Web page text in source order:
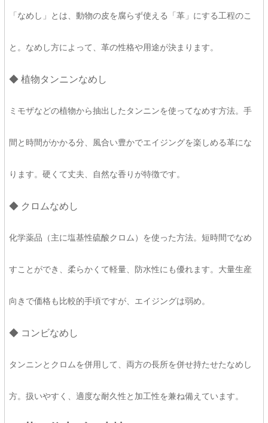
「なめし」とは、動物の皮を腐らず使える「革」にする工程のこ
と。なめし方によって、革の性格や用途が決まります。
◆ 植物タンニンなめし
ミモザなどの植物から抽出したタンニンを使ってなめす方法。手
間と時間がかかる分、風合い豊かでエイジングを楽しめる革にな
ります。硬くて丈夫、自然な香りが特徴です。
◆ クロムなめし
化学薬品（主に塩基性硫酸クロム）を使った方法。短時間でなめ
すことができ、柔らかくて軽量、防水性にも優れます。大量生産
向きで価格も比較的手頃ですが、エイジングは弱め。
◆ コンビなめし
タンニンとクロムを併用して、両方の長所を併せ持たせたなめし
方。扱いやすく、適度な耐久性と加工性を兼ね備えています。